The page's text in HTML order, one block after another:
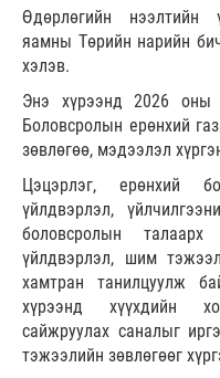
Өдөрлөгийн нээлтийн
яамны Төрийн нарийн
хэлэв.
Энэ хүрээнд 2026
Боловсролын ерөнхий
зөвлөгөө, мэдээлэл
Цэцэрлэг, ерөнхий
үйлдвэрлэл,
боловсролын
үйлдвэрлэл, шим
хамтран танилцуулж
хүрээнд хүүхдийн
сайжруулах саналыг
тэжээлийн зөвлөгөөг